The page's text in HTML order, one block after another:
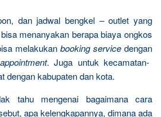
dan jadwal bengkel – outlet yang
menanyakan berapa biaya ongkos
melakukan booking service dengan
. Juga untuk kecamatan-
dengan kabupaten dan kota.
tahu mengenai bagaimana cara
apa kelengkapannya, dimana ada